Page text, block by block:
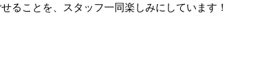
ることを、スタッフ一同楽しみにしています！